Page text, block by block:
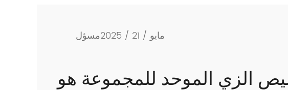
مايو / 21 / 2025 مسؤل
الزي الموحد للمجموعة هو